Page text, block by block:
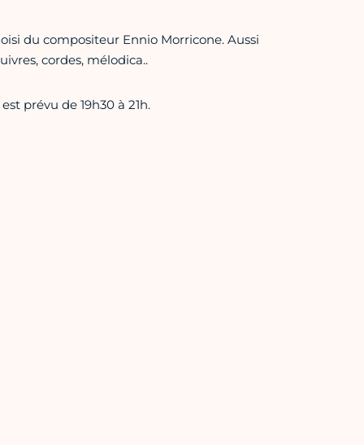
du compositeur Ennio Morricone. Aussi
cordes, mélodica..
prévu de 19h30 à 21h.